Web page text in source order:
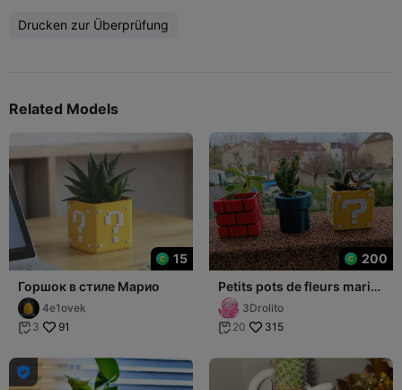
Drucken zur Überprüfung
Related Models
15
Горшок в стиле Марио
4e1ovek
 3 91
200
Petits pots de fleurs mario
- Petits pots de fleur mario
3Drolito
 20 315
